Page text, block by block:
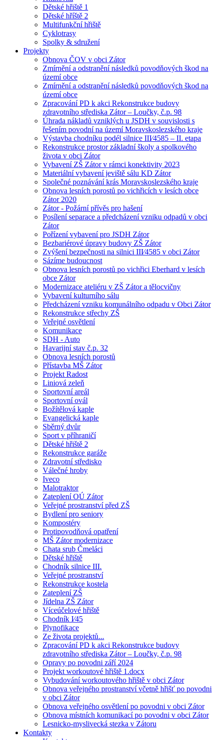
Dětské hřiště 1
Dětské hříště 2
Multifunkční hřiště
Cyklotrasy
Spolky & sdružení
Projekty
Obnova ČOV v obci Zátor
Zmírnění a odstranění následků povodňových škod na
území obce
Zmírnění a odstranění následků povodňových škod na
území obce
Zpracování PD k akci Rekonstrukce budovy
zdravotního střediska Zátor – Loučky, č.p. 98
Úhrada nákladů vzniklých u JSDH v souvislosti s
řešením povodní na území Moravskoslezského kraje
Výstavba chodníku podél silnice III⁄4585 – II. etapa
Rekonstrukce prostor základní školy a spolkového
života v obci Zátor
Vybavení ZŠ Zátor v rámci konektivity 2023
Materiální vybavení jeviště sálu KD Zátor
Společné poznávání krás Moravskoslezského kraje
Obnova lesních porostů po vichřicích v lesích obce
Zátor 2020
Zátor - Požární přívěs pro hašení
Posílení separace a předcházení vzniku odpadů v obci
Zátor
Pořízení vybavení pro JSDH Zátor
Bezbariérové úpravy budovy ZŠ Zátor
Zvýšení bezpečnosti na silnici III⁄4585 v obci Zátor
Sázíme budoucnost
Obnova lesních porostů po vichřici Eberhard v lesích
obce Zátor
Modernizace ateliéru v ZŠ Zátor a tělocvičny
Vybavení kulturního sálu
Předcházení vzniku komunálního odpadu v Obci Zátor
Rekonstrukce střechy ZŠ
Veřejné osvětlení
Komunikace
SDH - Auto
Havarijní stav č.p. 32
Obnova lesních porostů
Přístavba MŠ Zátor
Projekt Radost
Liniová zeleň
Sportovní areál
Sportovní ovál
Božítělová kaple
Evangelická kaple
Sběrný dvůr
Sport v příhraničí
Dětské hřiště 2
Rekonstrukce garáže
Zdravotní středisko
Válečné hroby
Iveco
Malotraktor
Zateplení OÚ Zátor
Veřejné prostranství před ZŠ
Bydlení pro seniory
Kompostéry
Protipovodňová opatření
MŠ Zátor modernizace
Chata srub Čmeláci
Dětské hřiště
Chodník silnice III.
Veřejné prostranství
Rekonstrukce kostela
Zateplení ZŠ
Jídelna ZŠ Zátor
Víceúčelové hřiště
Chodník I⁄45
Plynofikace
Ze života projektů...
Zpracování PD k akci Rekonstrukce budovy
zdravotního střediska Zátor – Loučky, č.p. 98
Opravy po povodni září 2024
Projekt workoutové hřiště 1.docx
Vybudování workoutového hřiště v obci Zátor
Obnova veřejného prostranství včetně hřišť po povodni
v obci Zátor
Obnova veřejného osvětlení po povodni v obci Zátor
Obnova místních komunikací po povodni v obci Zátor
Lesnicko-myslivecká stezka v Zátoru
Kontakty